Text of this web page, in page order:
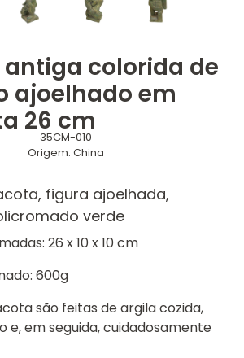
antiga colorida de
ajoelhado em
26 cm
35CM-010
Origem: China
figura ajoelhada,
verde
26 x 10 x 10 cm
600g
são feitas de argila cozida,
e, em seguida, cuidadosamente